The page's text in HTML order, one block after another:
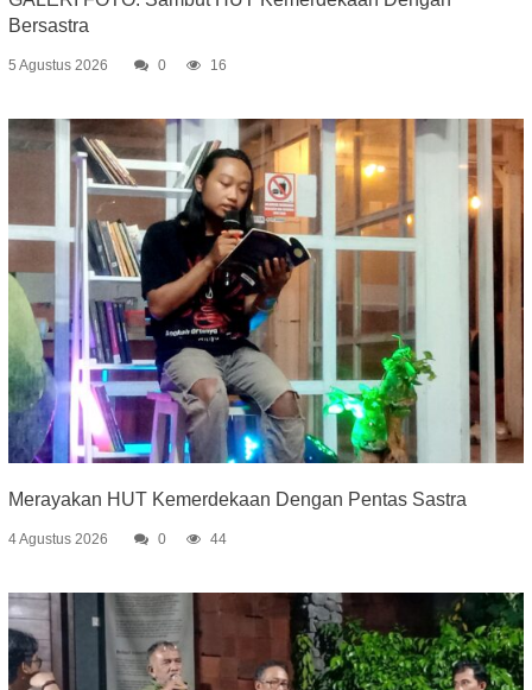
Bersastra
5 Agustus 2026 0 16
Merayakan HUT Kemerdekaan Dengan Pentas Sastra
4 Agustus 2026 0 44